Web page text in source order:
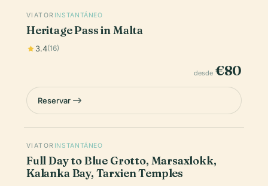
VIATOR INSTANTÁNEO
Heritage Pass in Malta
3.4(16)
desde €80
Reservar
VIATOR INSTANTÁNEO
Full Day to Blue Grotto, Marsaxlokk,
Kalanka Bay, Tarxien Temples